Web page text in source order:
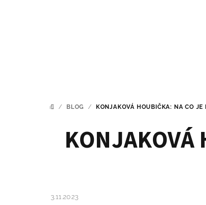
DOMŮ
/ BLOG / KONJAKOVÁ HOUBIČKA: NA CO
KONJAKOVÁ
3.11.2023